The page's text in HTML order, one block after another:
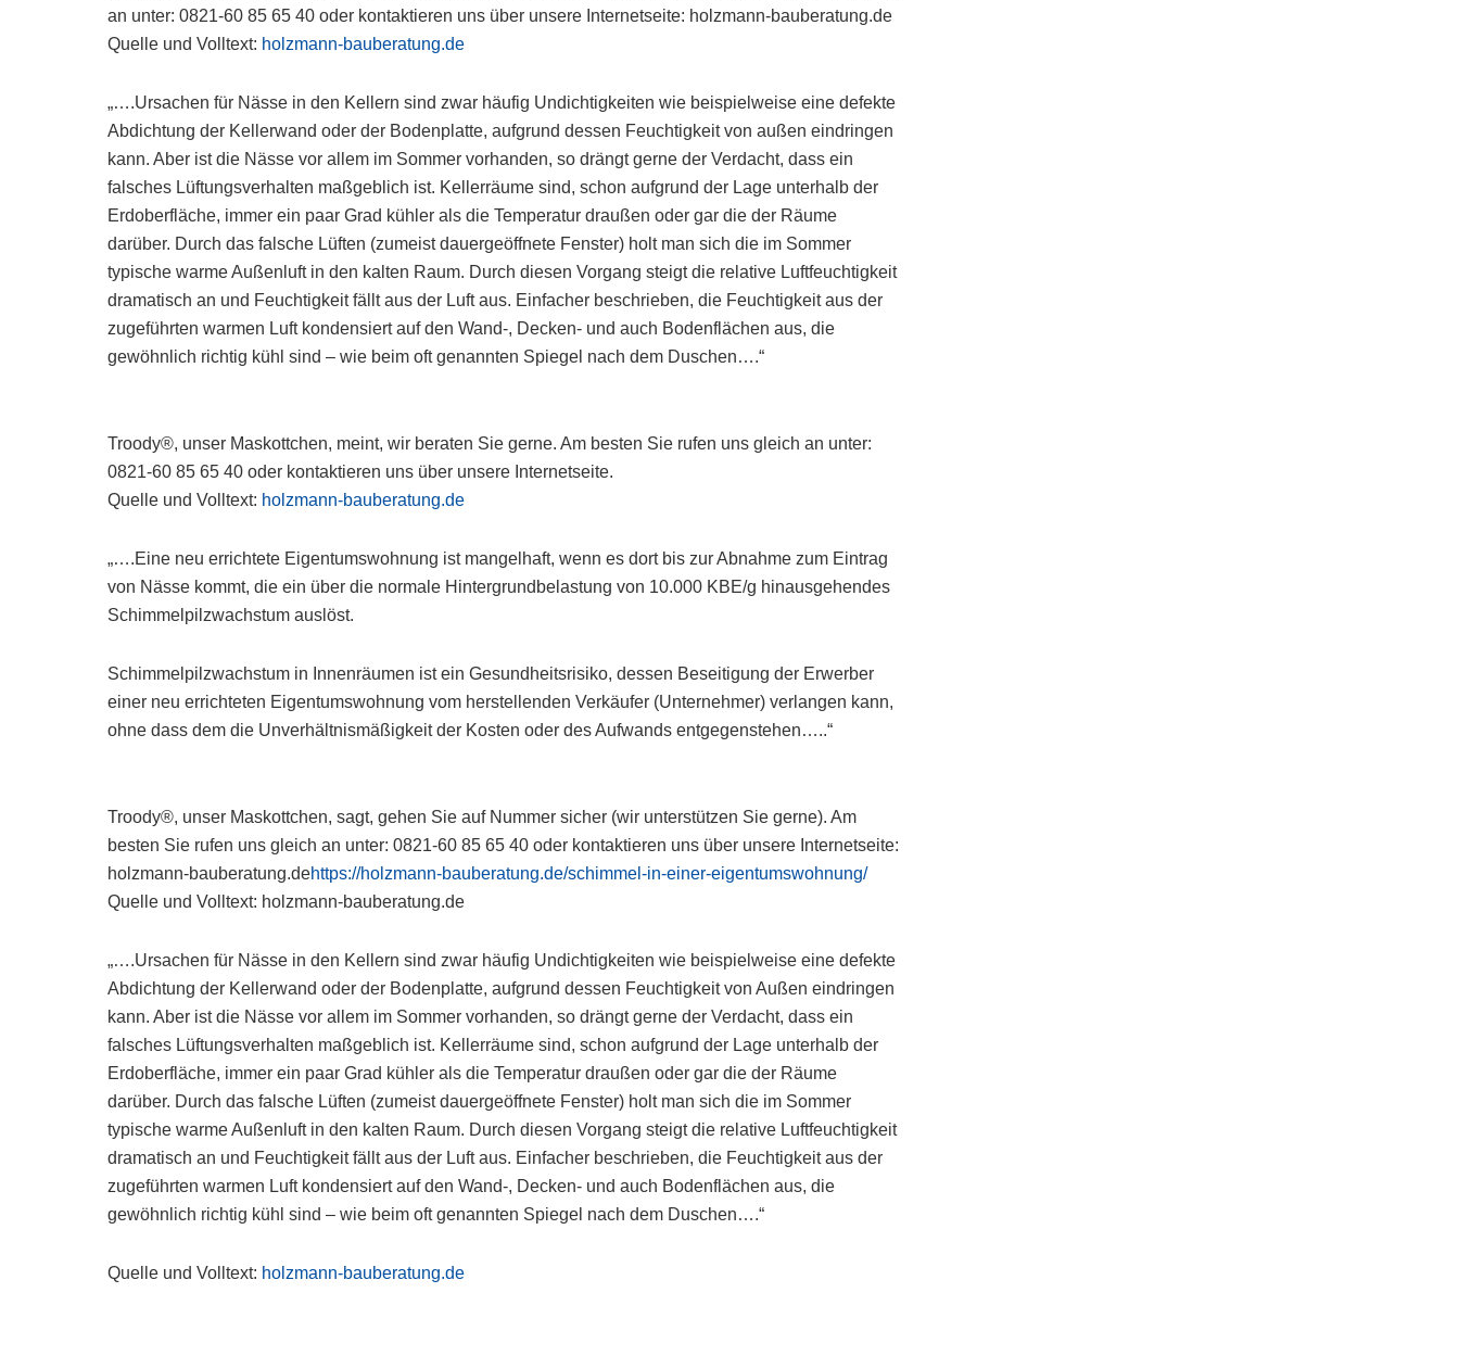
an unter: 0821-60 85 65 40 oder kontaktieren uns über unsere Internetseite: holzmann-bauberatung.de
Quelle und Volltext: holzmann-bauberatung.de
„….Ursachen für Nässe in den Kellern sind zwar häufig Undichtigkeiten wie beispielweise eine defekte
Abdichtung der Kellerwand oder der Bodenplatte, aufgrund dessen Feuchtigkeit von außen eindringen
kann. Aber ist die Nässe vor allem im Sommer vorhanden, so drängt gerne der Verdacht, dass ein
falsches Lüftungsverhalten maßgeblich ist. Kellerräume sind, schon aufgrund der Lage unterhalb der
Erdoberfläche, immer ein paar Grad kühler als die Temperatur draußen oder gar die der Räume
darüber. Durch das falsche Lüften (zumeist dauergeöffnete Fenster) holt man sich die im Sommer
typische warme Außenluft in den kalten Raum. Durch diesen Vorgang steigt die relative Luftfeuchtigkeit
dramatisch an und Feuchtigkeit fällt aus der Luft aus. Einfacher beschrieben, die Feuchtigkeit aus der
zugeführten warmen Luft kondensiert auf den Wand-, Decken- und auch Bodenflächen aus, die
gewöhnlich richtig kühl sind – wie beim oft genannten Spiegel nach dem Duschen….“
Troody®, unser Maskottchen, meint, wir beraten Sie gerne. Am besten Sie rufen uns gleich an unter:
0821-60 85 65 40 oder kontaktieren uns über unsere Internetseite.
Quelle und Volltext: holzmann-bauberatung.de
„….Eine neu errichtete Eigentumswohnung ist mangelhaft, wenn es dort bis zur Abnahme zum Eintrag
von Nässe kommt, die ein über die normale Hintergrundbelastung von 10.000 KBE/g hinausgehendes
Schimmelpilzwachstum auslöst.
Schimmelpilzwachstum in Innenräumen ist ein Gesundheitsrisiko, dessen Beseitigung der Erwerber
einer neu errichteten Eigentumswohnung vom herstellenden Verkäufer (Unternehmer) verlangen kann,
ohne dass dem die Unverhältnismäßigkeit der Kosten oder des Aufwands entgegenstehen…..“
Troody®, unser Maskottchen, sagt, gehen Sie auf Nummer sicher (wir unterstützen Sie gerne). Am
besten Sie rufen uns gleich an unter: 0821-60 85 65 40 oder kontaktieren uns über unsere Internetseite:
holzmann-bauberatung.dehttps://holzmann-bauberatung.de/schimmel-in-einer-eigentumswohnung/
Quelle und Volltext: holzmann-bauberatung.de
„….Ursachen für Nässe in den Kellern sind zwar häufig Undichtigkeiten wie beispielweise eine defekte
Abdichtung der Kellerwand oder der Bodenplatte, aufgrund dessen Feuchtigkeit von Außen eindringen
kann. Aber ist die Nässe vor allem im Sommer vorhanden, so drängt gerne der Verdacht, dass ein
falsches Lüftungsverhalten maßgeblich ist. Kellerräume sind, schon aufgrund der Lage unterhalb der
Erdoberfläche, immer ein paar Grad kühler als die Temperatur draußen oder gar die der Räume
darüber. Durch das falsche Lüften (zumeist dauergeöffnete Fenster) holt man sich die im Sommer
typische warme Außenluft in den kalten Raum. Durch diesen Vorgang steigt die relative Luftfeuchtigkeit
dramatisch an und Feuchtigkeit fällt aus der Luft aus. Einfacher beschrieben, die Feuchtigkeit aus der
zugeführten warmen Luft kondensiert auf den Wand-, Decken- und auch Bodenflächen aus, die
gewöhnlich richtig kühl sind – wie beim oft genannten Spiegel nach dem Duschen….“
Quelle und Volltext: holzmann-bauberatung.de